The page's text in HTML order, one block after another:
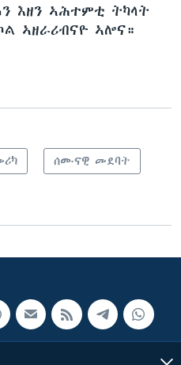
እዘን ኣሕተምቲ ትካላት
ኣዘራሪብናዮ ኣሎና።
ሰሙናዊ መደባት